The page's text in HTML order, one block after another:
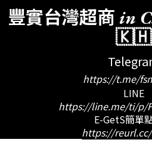
豐實台灣超商 in
🇰🇭
https://t.me/
LINE
https://line.me/ti/p/
E-GetS簡單
https://